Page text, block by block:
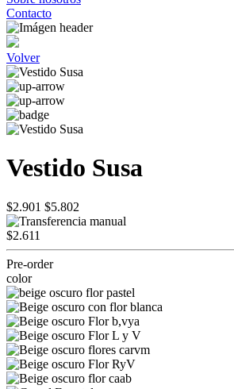
Contacto
Volver
Vestido Susa
$2.901 $5.802
$2.611
Pre-order
color